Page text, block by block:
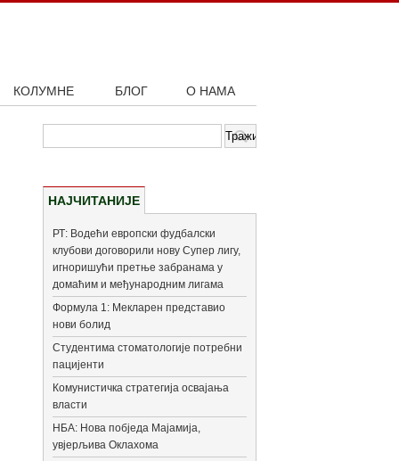
КОЛУМНЕ БЛОГ О НАМА
НАЈЧИТАНИЈЕ
РТ: Водећи европски фудбалски
клубови договорили нову Супер лигу,
игноришући претње забранама у
домаћим и међународним лигама
Формула 1: Мекларен представио
нови болид
Студентима стоматологије потребни
пацијенти
Комунистичка стратегија освајања
власти
НБА: Нова побједа Мајамија,
увјерљива Оклахома